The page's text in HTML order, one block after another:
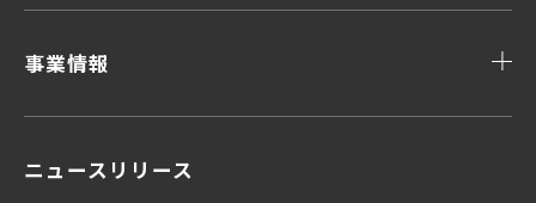
事業情報
顧客データ＆インサイト
ニュースリリース